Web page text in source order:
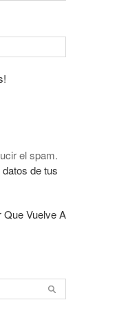
el spam.
de tus
Que Vuelve A